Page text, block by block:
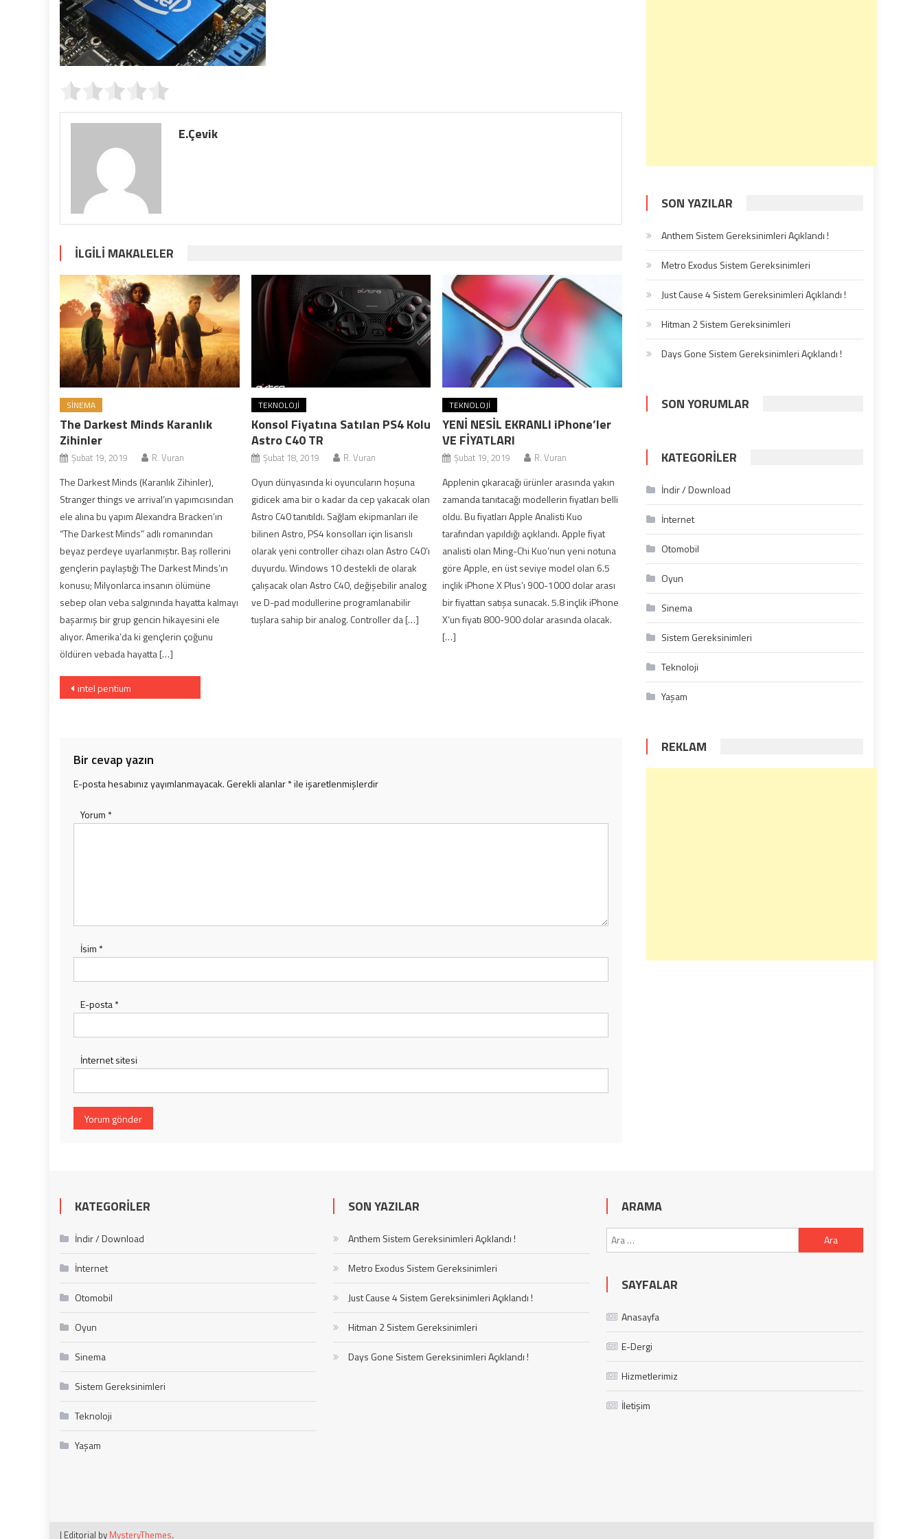
E.Çevik
İLGILI MAKALELER
SINEMA
The Darkest Minds Karanlık
Zihinler
Şubat 19, 2019 R. Vuran
The Darkest Minds (Karanlık Zihinler),
Stranger things ve arrival’ın yapımcısından
ele alına bu yapım Alexandra Bracken’ın
“The Darkest Minds” adlı romanından
beyaz perdeye uyarlanmıştır. Baş rollerini
gençlerin paylaştığı The Darkest Minds’ın
konusu; Milyonlarca insanın ölümüne
sebep olan veba salgınında hayatta kalmayı
başarmış bir grup gencin hikayesini ele
alıyor. Amerika’da ki gençlerin çoğunu
öldüren vebada hayatta […]
TEKNOLOJI
Konsol Fiyatına Satılan PS4 Kolu
Astro C40 TR
Şubat 18, 2019 R. Vuran
Oyun dünyasında ki oyuncuların hoşuna
gidicek ama bir o kadar da cep yakacak olan
Astro C40 tanıtıldı. Sağlam ekipmanları ile
bilinen Astro, PS4 konsolları için lisanslı
olarak yeni controller cihazı olan Astro C40’ı
duyurdu. Windows 10 destekli de olarak
çalışacak olan Astro C40, değişebilir analog
ve D-pad modullerine programlanabilir
tuşlara sahip bir analog. Controller da […]
TEKNOLOJI
YENİ NESİL EKRANLI iPhone’ler
VE FİYATLARI
Şubat 19, 2019 R. Vuran
Applenin çıkaracağı ürünler arasında yakın
zamanda tanıtacağı modellerin fiyatları belli
oldu. Bu fiyatları Apple Analisti Kuo
tarafından yapıldığı açıklandı. Apple fiyat
analisti olan Ming-Chi Kuo’nun yeni notuna
göre Apple, en üst seviye model olan 6.5
inçlik iPhone X Plus’ı 900-1000 dolar arası
bir fiyattan satışa sunacak. 5.8 inçlik iPhone
X’un fiyatı 800-900 dolar arasında olacak.
[…]
Yazı
intel pentium
Bir cevap yazın
E-posta hesabınız yayımlanmayacak.Gerekli alanlar*ile işaretlenmişlerdir
Yorum *
İsim *
E-posta*
İnternet sitesi
SON YAZILAR
Anthem Sistem Gereksinimleri Açıklandı !
Metro Exodus Sistem Gereksinimleri
Just Cause 4 Sistem Gereksinimleri Açıklandı !
Hitman 2 Sistem Gereksinimleri
Days Gone Sistem Gereksinimleri Açıklandı !
SON YORUMLAR
KATEGORILER
İndir / Download
İnternet
Otomobil
Oyun
Sinema
Sistem Gereksinimleri
Teknoloji
Yaşam
REKLAM
KATEGORILER
İndir / Download
İnternet
Otomobil
Oyun
Sinema
Sistem Gereksinimleri
Teknoloji
Yaşam
SON YAZILAR
Anthem Sistem Gereksinimleri Açıklandı !
Metro Exodus Sistem Gereksinimleri
Just Cause 4 Sistem Gereksinimleri Açıklandı !
Hitman 2 Sistem Gereksinimleri
Days Gone Sistem Gereksinimleri Açıklandı !
ARAMA
Arama:
SAYFALAR
Anasayfa
E-Dergi
Hizmetlerimiz
İletişim
| Editorial by MysteryThemes.